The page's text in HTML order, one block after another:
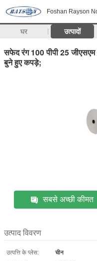
Foshan Rayson
घर उत्पादों
सफेद रंग 100 पीपी 25
बुने हुए कपड़े;
सबसे अच्छी कीमत
उत्पाद विवरण
उत्पत्ति के प्लेस:
चीन